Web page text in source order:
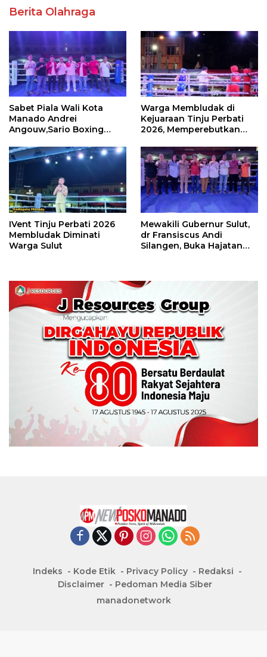
Berita Olahraga
Sabet Piala Wali Kota
Manado Andrei
Angouw,Sario Boxing
Perbati 2026
Warga Membludak di
Kejuaraan Tinju Perbati
2026, Memperebutkan
IVent Tinju Perbati 2026
Membludak Diminati
Warga Sulut
Mewakili Gubernur Sulut,
dr Fransiscus Andi
Silangen, Buka Hajatan
Indeks Kode Etik Privacy Policy
Redaksi
Disclaimer
Pedoman Media Siber
manadonetwork